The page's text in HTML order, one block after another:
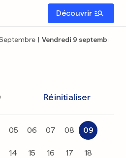
Découvrir
| Vendredi 9 septembre
Réinitialiser
05 06 07 08 09
14 15 16 17 18